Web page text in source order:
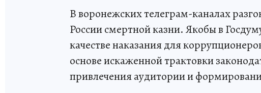
В воронежских телеграм-каналах
России смертной казни. Якобы в
качестве наказания для
основе искаженной трактовки
привлечения аудитории и